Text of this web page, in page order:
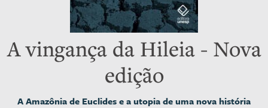
A vingança da Hileia - Nova
edição
A Amazônia de Euclides e a utopia de uma nova história